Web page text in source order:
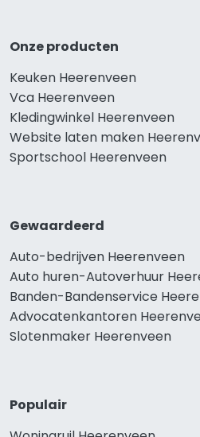
Onze producten
Keuken Heerenveen
Vca Heerenveen
Kledingwinkel Heerenveen
Website laten maken
Sportschool Heerenveen
Gewaardeerd
Auto-bedrijven Heerenveen
Auto huren-Autoverhuur
Banden-Bandenservice
Advocatenkantoren
Slotenmaker Heerenveen
Populair